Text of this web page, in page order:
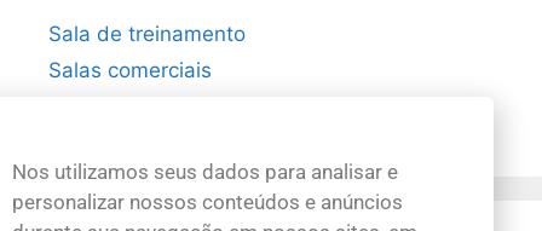
Sala de treinamento
Salas comerciais
Nos utilizamos seus dados para analisar e
personalizar nossos conteúdos e anúncios